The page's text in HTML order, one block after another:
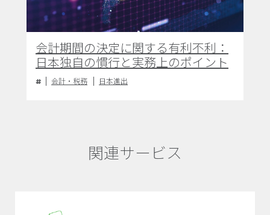
会計期間の決定に関する有利不利：
日本独自の慣行と実務上のポイント
会計・税務 日本進出
関連サービス